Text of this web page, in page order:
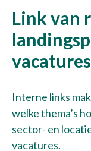
Maak een
Link van
vacatures
Interne links
welke thema’s
sector- en
vacatures.